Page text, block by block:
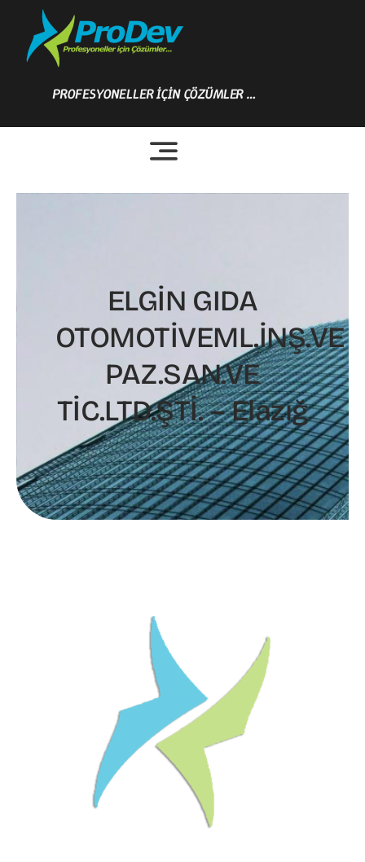
content
PROFESYONELLER İÇİN ÇÖZÜMLER …
ELGİN GIDA
OTOMOTİVEML.İNŞ.VE
PAZ.SAN.VE
TİC.LTD.ŞTİ. – Elazığ